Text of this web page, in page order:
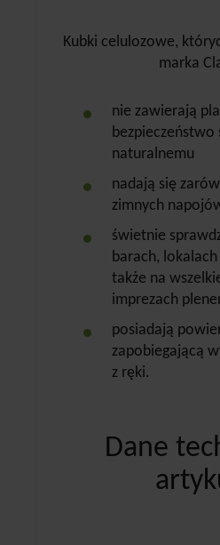
Kubki celulozowe,
marka
nie zawierają
bezpieczeństwo
naturalnemu
nadają się
zimnych
świetnie
barach,
także na
imprezach
posiadają
zapobiegającą
z ręki.
Dane